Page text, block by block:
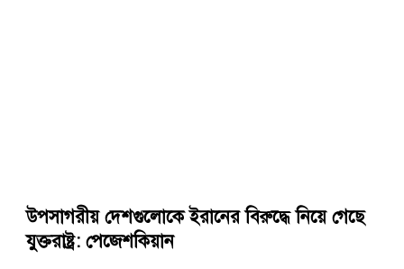
উপসাগরীয় দেশগুলোকে ইরানের বিরুদ্ধে নিয়ে গেছে
যুক্তরাষ্ট্র: পেজেশকিয়ান